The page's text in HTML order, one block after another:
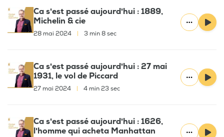
Ca s'est passé aujourd'hui : 1889,
Michelin & cie
28 mai 2024 3 min 8 sec
Ca s'est passé aujourd'hui : 27 mai
1931, le vol de Piccard
27 mai 2024 4 min 23 sec
Ca s'est passé aujourd'hui : 1626,
l'homme qui acheta Manhattan